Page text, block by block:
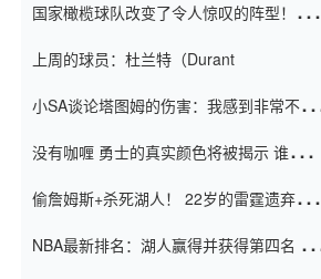
起了人们的关注
国家橄榄球队改变了令人惊叹的阵型！伊万
上周的球员：杜兰特（Durant
小SA谈论塔图姆的伤害：我感到非常不舒
没有咖喱 勇士的真实颜色将被揭示 谁注意
偷詹姆斯+杀死湖人！ 22岁的雷霆遗弃儿子
亿元人民币的合同
NBA最新排名：湖人赢得并获得第四名 小